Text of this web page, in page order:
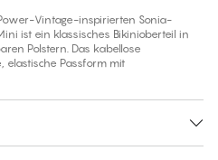
Vintage-inspirierten Sonia-
ist ein klassisches Bikinioberteil in
Polstern. Das kabellose
elastische Passform mit